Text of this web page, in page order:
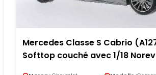
Mercedes Classe S Cabrio
Softtop couché avec 1/18 Norev